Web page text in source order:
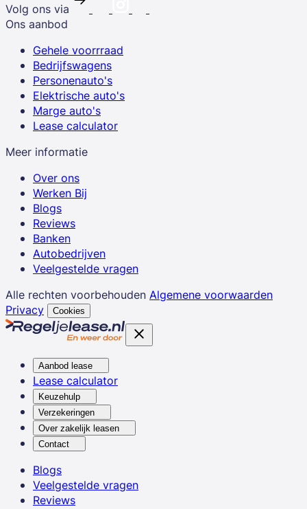
Volg ons via
Ons aanbod
Gehele voorrraad
Bedrijfswagens
Personenauto's
Elektrische auto's
Marge auto's
Lease calculator
Meer informatie
Over ons
Werken Bij
Blogs
Reviews
Banken
Autobedrijven
Veelgestelde vragen
Alle rechten voorbehouden Algemene voorwaarden
Privacy
Cookies
Aanbod lease
Lease calculator
Keuzehulp
Verzekeringen
Over zakelijk leasen
Contact
Blogs
Veelgestelde vragen
Reviews